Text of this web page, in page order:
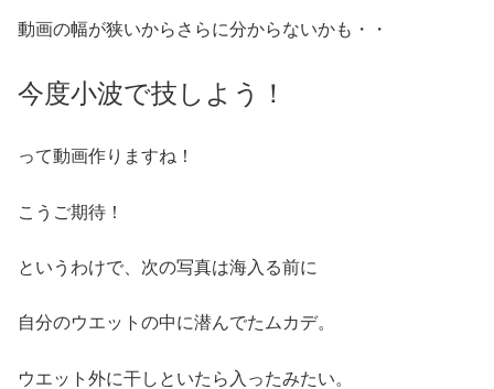
動画の幅が狭いからさらに分からないかも・・
今度小波で技しよう！
って動画作りますね！
こうご期待！
というわけで、次の写真は海入る前に
自分のウエットの中に潜んでたムカデ。
ウエット外に干しといたら入ったみたい。